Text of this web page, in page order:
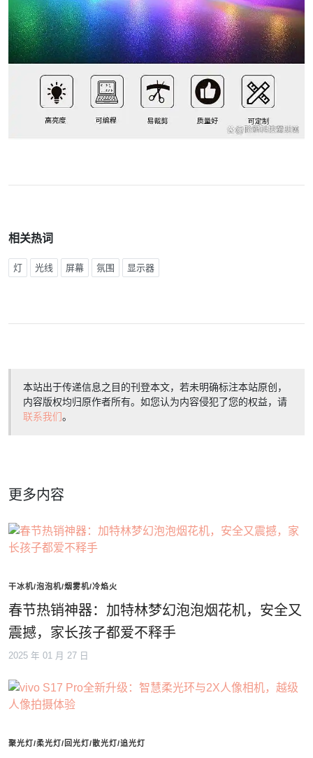
相关热词
灯 光线 屏幕 氛围 显示器
本站出于传递信息之目的刊登本文，若未明确标注本站原创，
内容版权均归原作者所有。如您认为内容侵犯了您的权益，请
联系我们。
更多内容
干冰机/泡泡机/烟雾机/冷焰火
春节热销神器：加特林梦幻泡泡烟花机，安全又
震撼，家长孩子都爱不释手
2025 年 01 月 27 日
聚光灯/柔光灯/回光灯/散光灯/追光灯